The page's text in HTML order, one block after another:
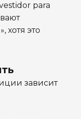
para
хотя это
зависит